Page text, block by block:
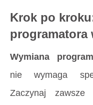
Krok po
programatora
Wymiana
nie wymaga
Zaczynaj zawsze